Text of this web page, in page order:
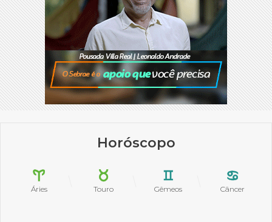
Horóscopo
Áries Touro Gêmeos Câncer